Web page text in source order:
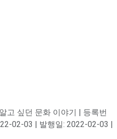
고 싶던 문화 이야기 | 등록번
02-03 | 발행일: 2022-02-03 |